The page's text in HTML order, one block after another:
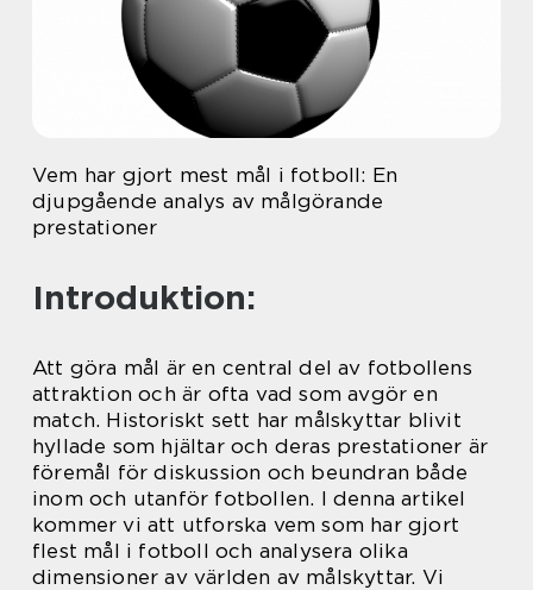
Vem har gjort mest mål i fotboll: En
djupgående analys av målgörande
prestationer
Introduktion:
Att göra mål är en central del av fotbollens
attraktion och är ofta vad som avgör en
match. Historiskt sett har målskyttar blivit
hyllade som hjältar och deras prestationer är
föremål för diskussion och beundran både
inom och utanför fotbollen. I denna artikel
kommer vi att utforska vem som har gjort
flest mål i fotboll och analysera olika
dimensioner av världen av målskyttar. Vi